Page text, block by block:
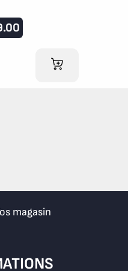
AJOUTER AU PANIER
magasin